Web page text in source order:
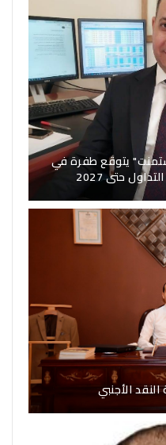
يتوقع طفرة في
حتى 2027
الأجنبي